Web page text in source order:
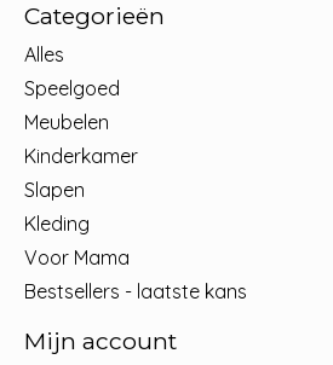
Categorieën
Alles
Speelgoed
Meubelen
Kinderkamer
Slapen
Kleding
Voor Mama
Bestsellers - laatste kans
Mijn account